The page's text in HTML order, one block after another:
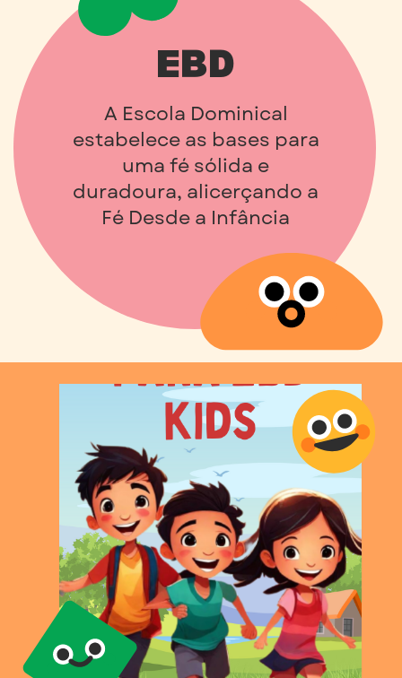
EBD
A Escola Dominical
estabelece as bases para
uma fé sólida e
duradoura, alicerçando a
Fé Desde a Infância